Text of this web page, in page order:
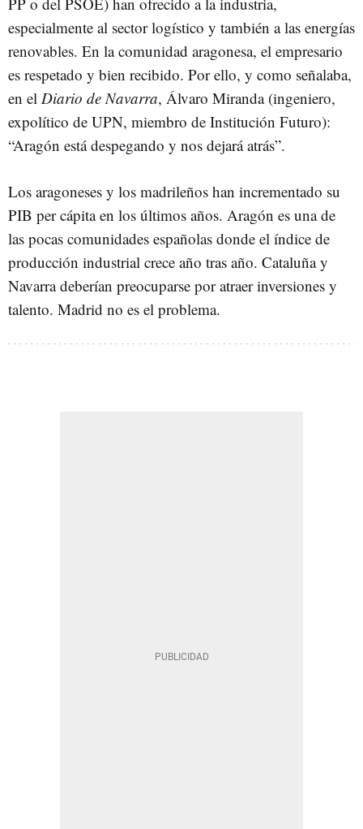
especialmente al sector logístico y también a las energías
renovables. En la comunidad aragonesa, el empresario
es respetado y bien recibido. Por ello, y como señalaba,
en el Diario de Navarra, Álvaro Miranda (ingeniero,
expolítico de UPN, miembro de Institución Futuro):
“Aragón está despegando y nos dejará atrás”.
Los aragoneses y los madrileños han incrementado su
PIB per cápita en los últimos años. Aragón es una de
las pocas comunidades españolas donde el índice de
producción industrial crece año tras año. Cataluña y
Navarra deberían preocuparse por atraer inversiones y
talento. Madrid no es el problema.